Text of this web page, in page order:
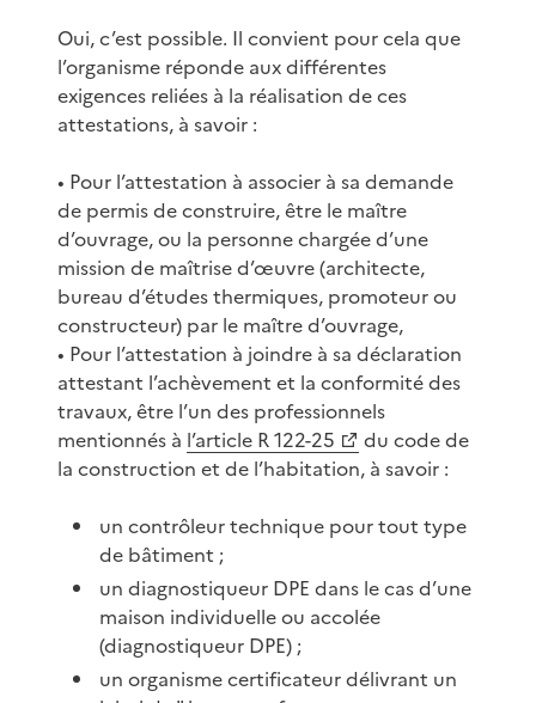
Oui, c’est possible. Il convient pour cela que
l’organisme réponde aux différentes
exigences reliées à la réalisation de ces
attestations, à savoir :
• Pour l’attestation à associer à sa demande
de permis de construire, être le maître
d’ouvrage, ou la personne chargée d’une
mission de maîtrise d’œuvre (architecte,
bureau d’études thermiques, promoteur ou
constructeur) par le maître d’ouvrage,
• Pour l’attestation à joindre à sa déclaration
attestant l’achèvement et la conformité des
travaux, être l’un des professionnels
mentionnés à l’article R 122-25
du code de
la construction et de l’habitation, à savoir :
un contrôleur technique pour tout type
de bâtiment ;
un diagnostiqueur DPE dans le cas d’une
maison individuelle ou accolée
(diagnostiqueur DPE) ;
un organisme certificateur délivrant un